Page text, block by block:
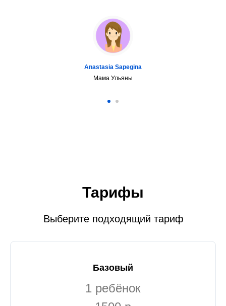
Anastasia Sapegina
Мама Ульяны
Тарифы
Выберите подходящий тариф
Базовый
1 ребёнок